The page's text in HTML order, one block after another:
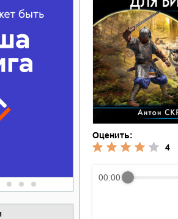
Забытая земля
о судьбе
области
Сергей Николаевич
Оценить:
4
00:00